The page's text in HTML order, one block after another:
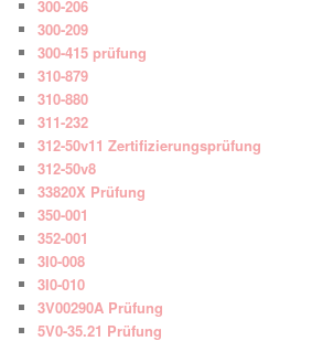
300-206
300-209
300-415 prüfung
310-879
310-880
311-232
312-50v11 Zertifizierungsprüfung
312-50v8
33820X Prüfung
350-001
352-001
3I0-008
3I0-010
3V00290A Prüfung
5V0-35.21 Prüfung